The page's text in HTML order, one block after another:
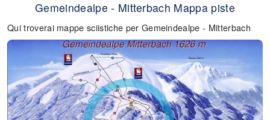
Gemeindealpe - Mitterbach Mappa piste
Qui troverai mappe sciistiche per Gemeindealpe - Mitterbach